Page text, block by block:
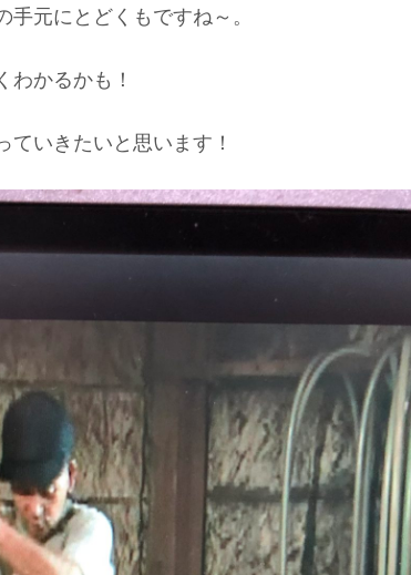
元にとどくもですね～。
わかるかも！
いきたいと思います！